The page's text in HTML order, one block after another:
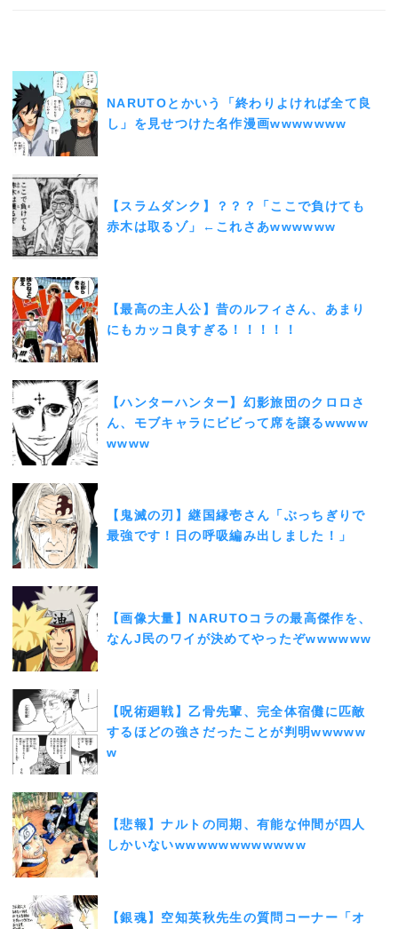
NARUTOとかいう「終わりよければ全て良
し」を見せつけた名作漫画wwwwwww
【スラムダンク】？？？「ここで負けても
赤木は取るゾ」←これさあwwwwww
【最高の主人公】昔のルフィさん、あまり
にもカッコ良すぎる！！！！！
【ハンターハンター】幻影旅団のクロロさ
ん、モブキャラにビビって席を譲るwwww
wwww
【鬼滅の刃】継国縁壱さん「ぶっちぎりで
最強です！日の呼吸編み出しました！」
【画像大量】NARUTOコラの最高傑作を、
なんJ民のワイが決めてやったぞwwwwww
【呪術廻戦】乙骨先輩、完全体宿儺に匹敵
するほどの強さだったことが判明wwwww
w
【悲報】ナルトの同期、有能な仲間が四人
しかいないwwwwwwwwwwww
【銀魂】空知英秋先生の質問コーナー「オ